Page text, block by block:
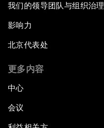
我们的领导团队与组织治理
影响力
北京代表处
更多内容
中心
会议